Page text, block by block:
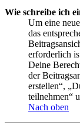
Wie schreibe ich
Um eine
das
erforderlich
Deine
der
erstellen“,
teilnehmen“
Nach oben